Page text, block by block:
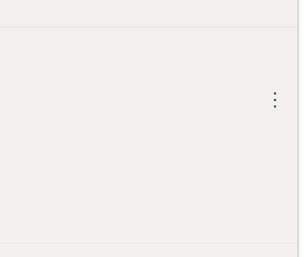
︙